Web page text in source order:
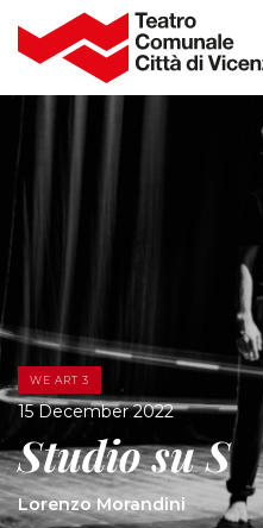
WE ART 3
15 December 2022
Studio su S
Lorenzo Morandini